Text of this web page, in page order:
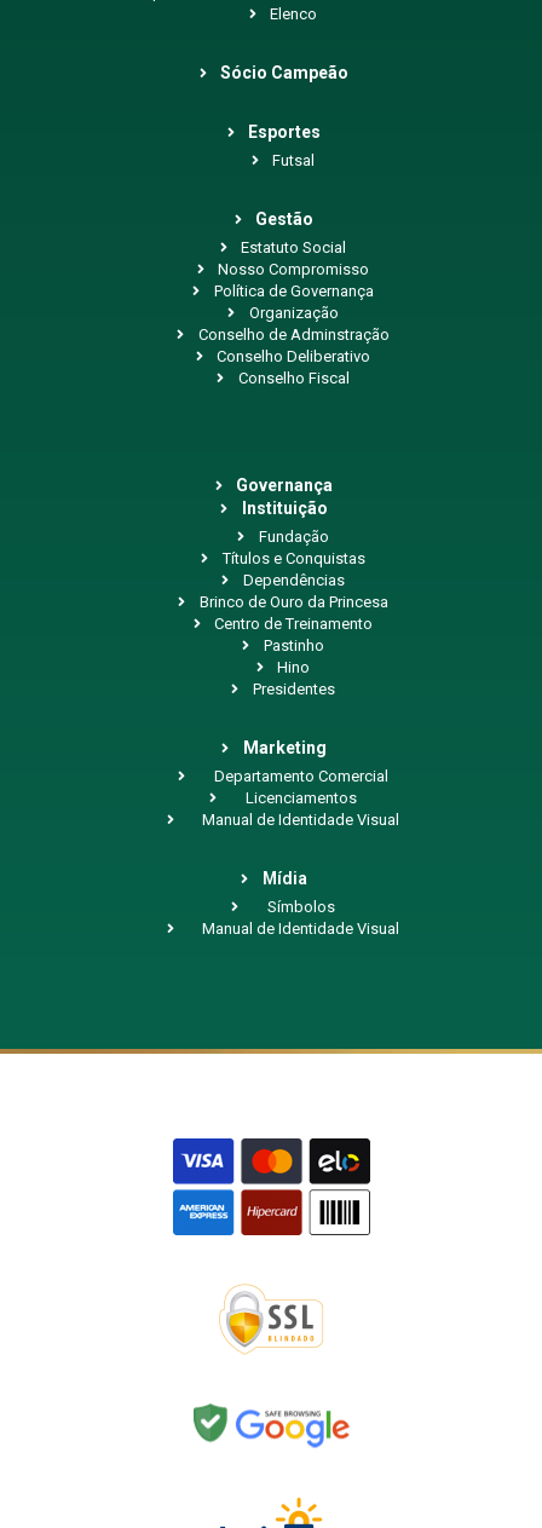
Elenco
Sócio Campeão
Esportes
Futsal
Gestão
Estatuto Social
Nosso Compromisso
Política de Governança
Organização
Conselho de Adminstração
Conselho Deliberativo
Conselho Fiscal
Governança
Instituição
Fundação
Títulos e Conquistas
Dependências
Brinco de Ouro da Princesa
Centro de Treinamento
Pastinho
Hino
Presidentes
Marketing
Departamento Comercial
Licenciamentos
Manual de Identidade Visual
Mídia
Símbolos
Manual de Identidade Visual